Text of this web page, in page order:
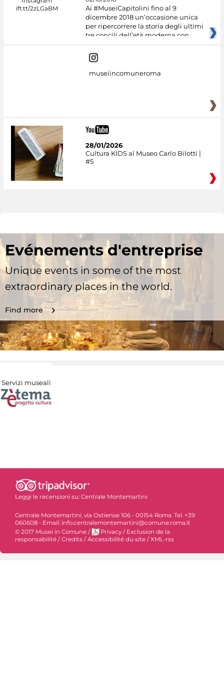
Ai #MuseiCapitolini fino al 9
dicembre 2018 un’occasione unica
per ripercorrere la storia degli ultimi
tre concili dell’età moderna con
museiincomuneroma
28/01/2026
Cultura KIDS al Museo Carlo Bilotti |
#5
Evénements d'entreprise
Unique events in some of the most
extraordinary places in the world.
Find more
Servizi museali
Leggi le recensioni su: Centrale Montemartini
Centrale Montemartini, via Ostiense 106 - 00154 Roma. Tel. +39
060608 - Email: info.centralemontemartini@comune.roma.it
© 2017 Musei in Comune / Privacy / Exclusion de la
responsabilité / Credits / Accessibilité du site / XML-rss